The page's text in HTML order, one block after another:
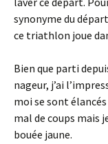
synonyme du
ce triathlon joue
Bien que parti
nageur, j’ai
moi se sont
mal de coups mais
bouée jaune.